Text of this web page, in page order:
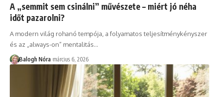
A „semmit sem csinálni” művészete – miért jó néha
időt pazarolni?
A modern világ rohanó tempója, a folyamatos teljesítménykényszer
és az „always-on” mentalitás…
Balogh Nóra március 6, 2026